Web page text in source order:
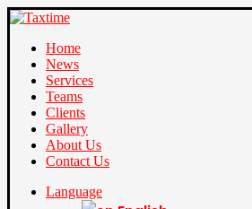
Home
News
Services
Teams
Clients
Gallery
About Us
Contact Us
Language